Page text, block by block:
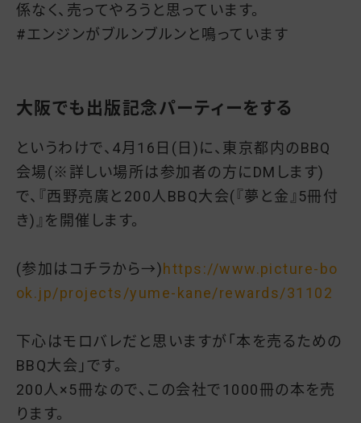
係なく、売ってやろうと思っています。
#エンジンがブルンブルンと鳴っています
大阪でも出版記念パーティーをする
というわけで、4月16日(日)に、東京都内のBBQ
会場(※詳しい場所は参加者の方にDMします)
で、『西野亮廣と200人BBQ大会(『夢と金』5冊付
き)』を開催します。
(参加はコチラから→)https://www.picture-bo
ok.jp/projects/yume-kane/rewards/31102
下心はモロバレだと思いますが「本を売るための
BBQ大会」です。
200人×5冊なので、この会社で1000冊の本を売
ります。